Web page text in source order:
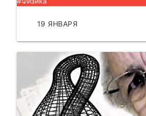
19 ЯНВАРЯ